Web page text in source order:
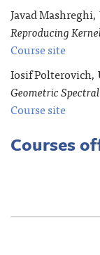
Javad
Reproducing
Course site
Iosif Polterovich,
Geometric
Course site
Courses